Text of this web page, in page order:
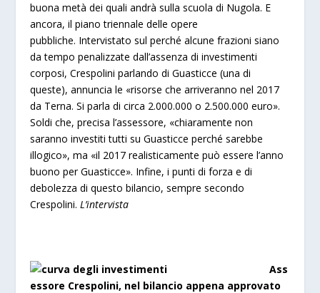
buona metà dei quali andrà sulla scuola di Nugola. E
ancora, il piano triennale delle opere
pubbliche. Intervistato sul perché alcune frazioni siano
da tempo penalizzate dall’assenza di investimenti
corposi, Crespolini parlando di Guasticce (una di
queste), annuncia le «risorse che arriveranno nel 2017
da Terna. Si parla di circa 2.000.000 o 2.500.000 euro».
Soldi che, precisa l’assessore, «chiaramente non
saranno investiti tutti su Guasticce perché sarebbe
illogico», ma «il 2017 realisticamente può essere l’anno
buono per Guasticce». Infine, i punti di forza e di
debolezza di questo bilancio, sempre secondo
Crespolini.L’intervista
Ass
essore Crespolini, nel bilancio appena approvato